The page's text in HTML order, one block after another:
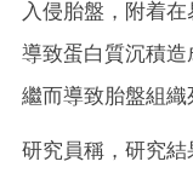
入侵胎盤，附着
導致蛋白質沉積造
繼而導致胎盤組織
研究員稱，研究